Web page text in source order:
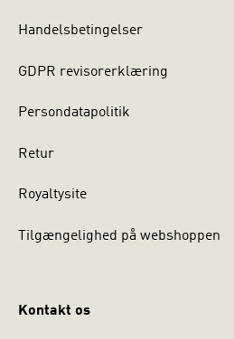
Handelsbetingelser
GDPR revisorerklæring
Persondatapolitik
Retur
Royaltysite
Tilgængelighed på webshoppen
Kontakt os